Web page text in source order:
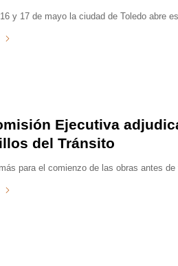
y 17 de mayo la ciudad de Toledo abre
Ejecutiva
del Tránsito
para el comienzo de las obras antes de